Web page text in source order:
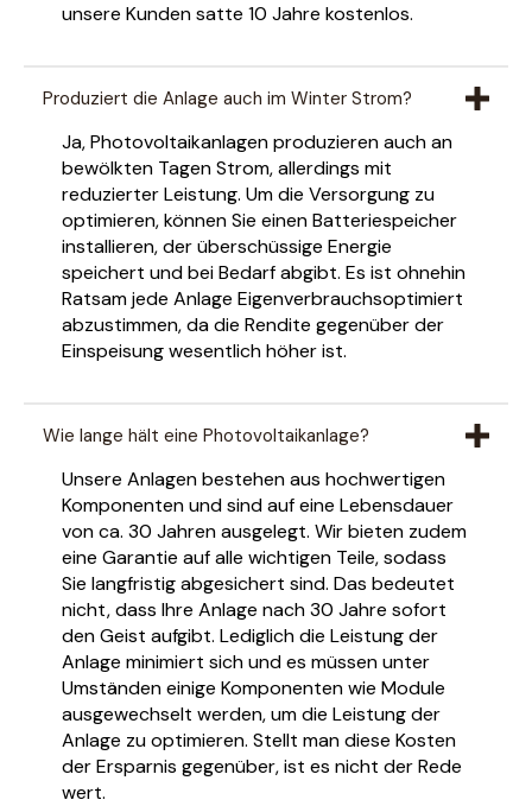
unsere Kunden satte 10 Jahre kostenlos.
Produziert die Anlage auch im Winter Strom?
Ja, Photovoltaikanlagen produzieren auch an
bewölkten Tagen Strom, allerdings mit
reduzierter Leistung. Um die Versorgung zu
optimieren, können Sie einen Batteriespeicher
installieren, der überschüssige Energie
speichert und bei Bedarf abgibt. Es ist ohnehin
Ratsam jede Anlage Eigenverbrauchsoptimiert
abzustimmen, da die Rendite gegenüber der
Einspeisung wesentlich höher ist.
Wie lange hält eine Photovoltaikanlage?
Unsere Anlagen bestehen aus hochwertigen
Komponenten und sind auf eine Lebensdauer
von ca. 30 Jahren ausgelegt. Wir bieten zudem
eine Garantie auf alle wichtigen Teile, sodass
Sie langfristig abgesichert sind. Das bedeutet
nicht, dass Ihre Anlage nach 30 Jahre sofort
den Geist aufgibt. Lediglich die Leistung der
Anlage minimiert sich und es müssen unter
Umständen einige Komponenten wie Module
ausgewechselt werden, um die Leistung der
Anlage zu optimieren. Stellt man diese Kosten
der Ersparnis gegenüber, ist es nicht der Rede
wert.